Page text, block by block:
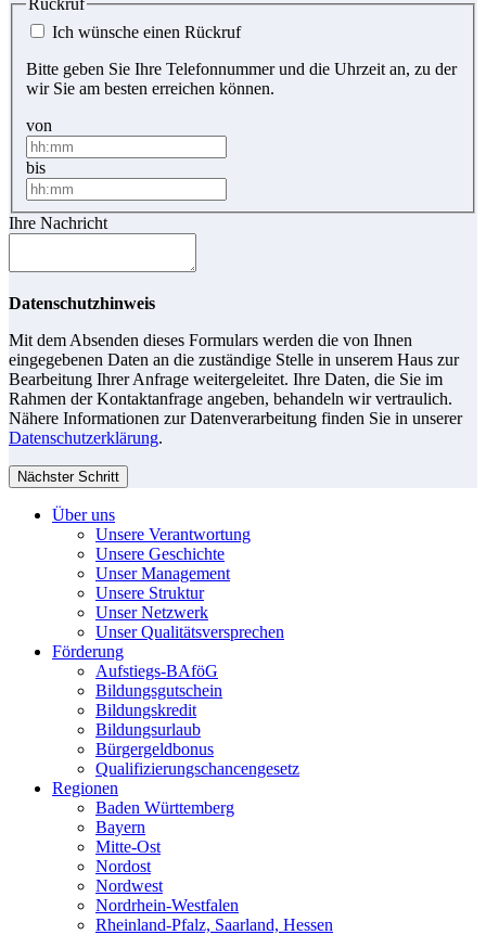
Rückruf
Ich wünsche einen Rückruf
Bitte geben Sie Ihre Telefonnummer und die Uhrzeit an, zu der
wir Sie am besten erreichen können.
von
bis
Ihre Nachricht
Datenschutzhinweis
Mit dem Absenden dieses Formulars werden die von Ihnen
eingegebenen Daten an die zuständige Stelle in unserem Haus zur
Bearbeitung Ihrer Anfrage weitergeleitet. Ihre Daten, die Sie im
Rahmen der Kontaktanfrage angeben, behandeln wir vertraulich.
Nähere Informationen zur Datenverarbeitung finden Sie in unserer
Datenschutzerklärung.
Nächster Schritt
Über uns
Unsere Verantwortung
Unsere Geschichte
Unser Management
Unsere Struktur
Unser Netzwerk
Unser Qualitätsversprechen
Förderung
Aufstiegs-BAföG
Bildungsgutschein
Bildungskredit
Bildungsurlaub
Bürgergeldbonus
Qualifizierungschancengesetz
Regionen
Baden Württemberg
Bayern
Mitte-Ost
Nordost
Nordwest
Nordrhein-Westfalen
Rheinland-Pfalz, Saarland, Hessen